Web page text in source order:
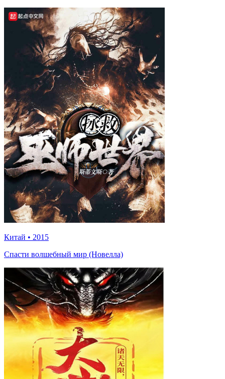
Китай • 2015
Спасти волшебный мир (Новелла)